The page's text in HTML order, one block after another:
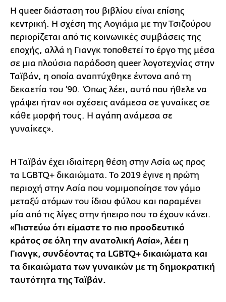
Η queer διάσταση του βιβλίου είναι επίσης
κεντρική. Η σχέση της Αογιάμα με την Τσιζούρου
περιορίζεται από τις κοινωνικές συμβάσεις της
εποχής, αλλά η Γιανγκ τοποθετεί το έργο της μέσα
σε μια πλούσια παράδοση queer λογοτεχνίας στην
Ταϊβάν, η οποία αναπτύχθηκε έντονα από τη
δεκαετία του ’90. Όπως λέει, αυτό που ήθελε να
γράψει ήταν «οι σχέσεις ανάμεσα σε γυναίκες σε
κάθε μορφή τους. Η αγάπη ανάμεσα σε
γυναίκες».
Η Ταϊβάν έχει ιδιαίτερη θέση στην Ασία ως προς
τα LGBTQ+ δικαιώματα. Το 2019 έγινε η πρώτη
περιοχή στην Ασία που νομιμοποίησε τον γάμο
μεταξύ ατόμων του ίδιου φύλου και παραμένει
μία από τις λίγες στην ήπειρο που το έχουν κάνει.
«Πιστεύω ότι είμαστε το πιο προοδευτικό
κράτος σε όλη την ανατολική Ασία», λέει η
Γιανγκ, συνδέοντας τα LGBTQ+ δικαιώματα και
τα δικαιώματα των γυναικών με τη δημοκρατική
ταυτότητα της Ταϊβάν.